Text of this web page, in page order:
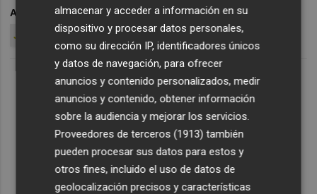
ARCHIVADO EN VCF MERCADO
VALENCIA CF
JAMES LÉA SILIKI
almacenar y acceder a información en su
dispositivo y procesar datos personales,
como su dirección IP, identificadores únicos
y datos de navegación, para ofrecer
anuncios y contenido personalizados, medir
anuncios y contenido, obtener información
sobre la audiencia y mejorar los servicios.
Proveedores de terceros (1913) también
pueden procesar sus datos para estos y
otros fines, incluido el uso de datos de
geolocalización precisos y características